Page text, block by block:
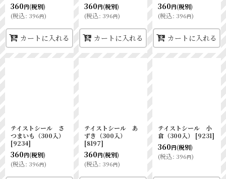
360円(税別)
(税込: 396円)
カートに入れる
360円(税別)
(税込: 396円)
カートに入れる
360円(税別)
(税込: 396円)
カートに入れる
テイストシール さ
つまいも（300入）
[9234]
360円(税別)
(税込: 396円)
テイストシール あ
ずき（300入）
[8197]
360円(税別)
(税込: 396円)
テイストシール 小
倉（300入）
[9231]
360円(税別)
(税込: 396円)